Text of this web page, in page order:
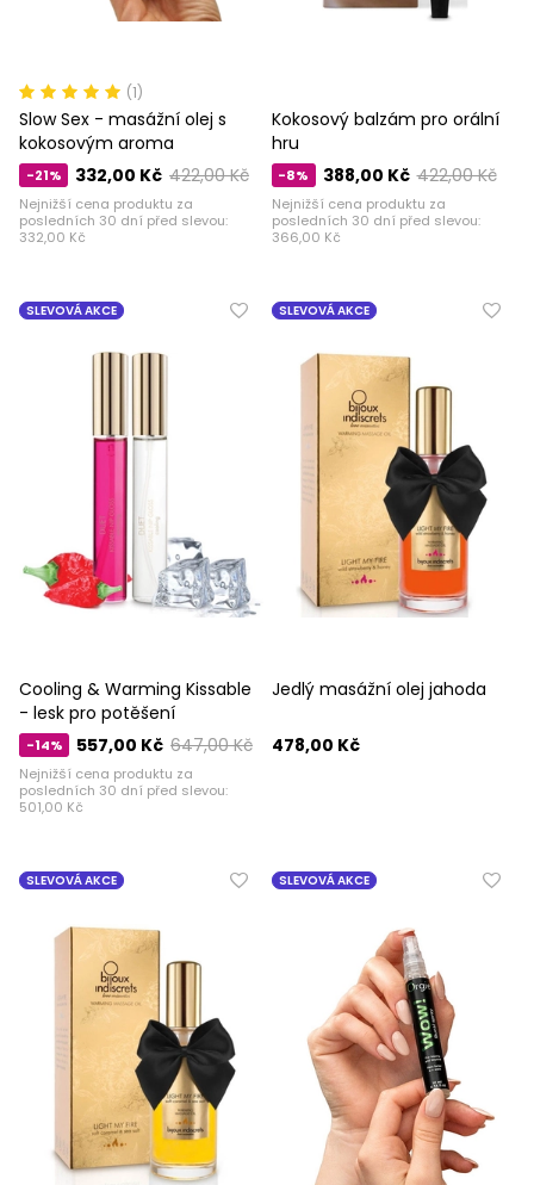
(1)
Slow Sex - masážní olej s
kokosovým aroma
-21% 422,00 Kč
332,00 Kč
Nejnižší cena produktu za
posledních 30 dní před slevou:
332,00 Kč
Kokosový balzám pro orální
hru
-8% 422,00 Kč
388,00 Kč
Nejnižší cena produktu za
posledních 30 dní před slevou:
366,00 Kč
SLEVOVÁ AKCE
Cooling & Warming Kissable
- lesk pro potěšení
-14% 647,00 Kč
557,00 Kč
Nejnižší cena produktu za
posledních 30 dní před slevou:
501,00 Kč
SLEVOVÁ AKCE
Jedlý masážní olej jahoda
478,00 Kč
SLEVOVÁ AKCE SLEVOVÁ AKCE